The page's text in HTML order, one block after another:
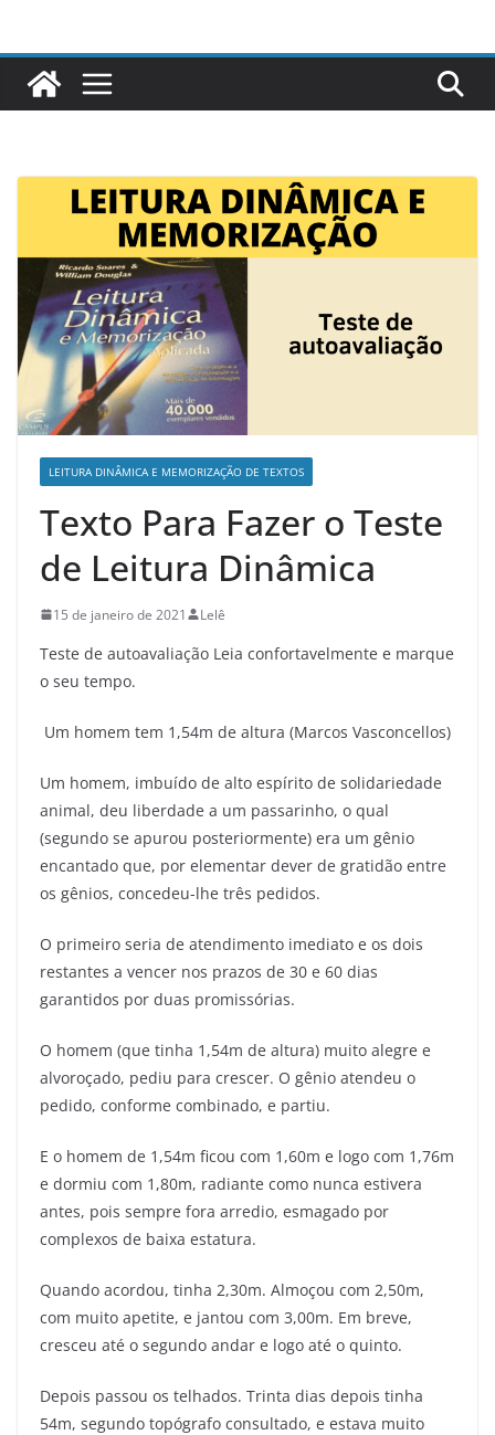
conteúdo
LEITURA DINÂMICA E MEMORIZAÇÃO DE TEXTOS
Texto Para Fazer o Teste
de Leitura Dinâmica
15 de janeiro de 2021 Lelê
Teste de autoavaliação Leia confortavelmente e marque
o seu tempo.
Um homem tem 1,54m de altura (Marcos Vasconcellos)
Um homem, imbuído de alto espírito de solidariedade
animal, deu liberdade a um passarinho, o qual
(segundo se apurou posteriormente) era um gênio
encantado que, por elementar dever de gratidão entre
os gênios, concedeu-lhe três pedidos.
O primeiro seria de atendimento imediato e os dois
restantes a vencer nos prazos de 30 e 60 dias
garantidos por duas promissórias.
O homem (que tinha 1,54m de altura) muito alegre e
alvoroçado, pediu para crescer. O gênio atendeu o
pedido, conforme combinado, e partiu.
E o homem de 1,54m ficou com 1,60m e logo com 1,76m
e dormiu com 1,80m, radiante como nunca estivera
antes, pois sempre fora arredio, esmagado por
complexos de baixa estatura.
Quando acordou, tinha 2,30m. Almoçou com 2,50m,
com muito apetite, e jantou com 3,00m. Em breve,
cresceu até o segundo andar e logo até o quinto.
Depois passou os telhados. Trinta dias depois tinha
54m, segundo topógrafo consultado, e estava muito